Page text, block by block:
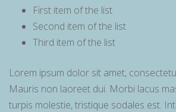
First item of the list
Second item of the list
Third item of the list
Lorem ipsum dolor sit amet,
Mauris non laoreet dui. Morbi lacus
turpis molestie, tristique sodales est.